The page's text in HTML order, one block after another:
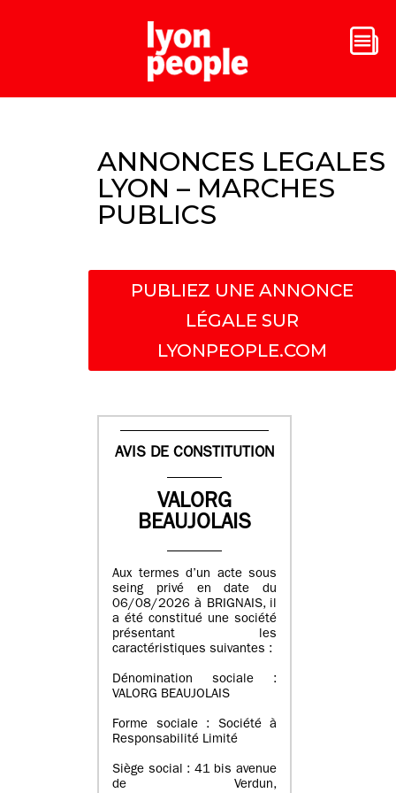
ANNONCES LEGALES
LYON – MARCHES
PUBLICS
PUBLIEZ UNE ANNONCE
LÉGALE SUR
LYONPEOPLE.COM
AVIS DE CONSTITUTION
VALORG
BEAUJOLAIS
Aux termes d’un acte sous
seing privé en date du
06/08/2026 à BRIGNAIS, il
a été constitué une société
présentant les
caractéristiques suivantes :
Dénomination sociale :
VALORG BEAUJOLAIS
Forme sociale : Société à
Responsabilité Limité
Siège social : 41 bis avenue
de Verdun,